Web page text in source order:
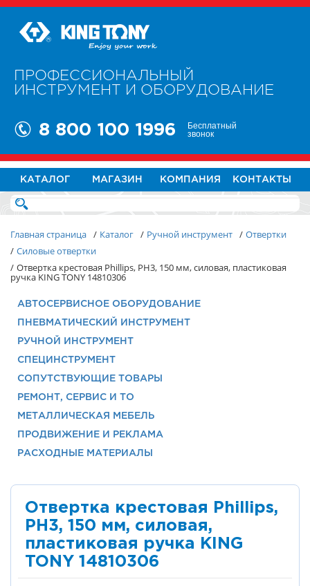
ПРОФЕССИОНАЛЬНЫЙ
ИНСТРУМЕНТ И ОБОРУДОВАНИЕ
8 800 100 1996 Бесплатный
звонок
КАТАЛОГ МАГАЗИН КОМПАНИЯ КОНТАКТЫ
Главная страница / Каталог / Ручной инструмент / Отвертки
/ Силовые отвертки
/ Отвертка крестовая Phillips, PH3, 150 мм, силовая, пластиковая
ручка KING TONY 14810306
АВТОСЕРВИСНОЕ ОБОРУДОВАНИЕ
ПНЕВМАТИЧЕСКИЙ ИНСТРУМЕНТ
РУЧНОЙ ИНСТРУМЕНТ
СПЕЦИНСТРУМЕНТ
СОПУТСТВУЮЩИЕ ТОВАРЫ
РЕМОНТ, СЕРВИС И ТО
МЕТАЛЛИЧЕСКАЯ МЕБЕЛЬ
ПРОДВИЖЕНИЕ И РЕКЛАМА
РАСХОДНЫЕ МАТЕРИАЛЫ
Отвертка крестовая Phillips,
PH3, 150 мм, силовая,
пластиковая ручка KING
TONY 14810306